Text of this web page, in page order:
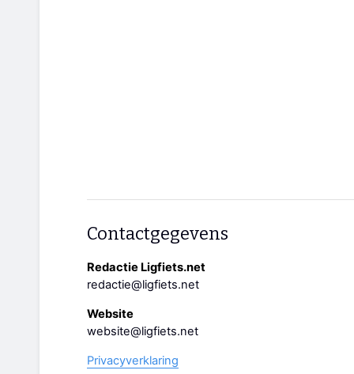
Contactgegevens
Redactie Ligfiets.net
redactie@ligfiets.net
Website
website@ligfiets.net
Privacyverklaring